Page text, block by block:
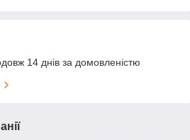
14 днів за домовленістю